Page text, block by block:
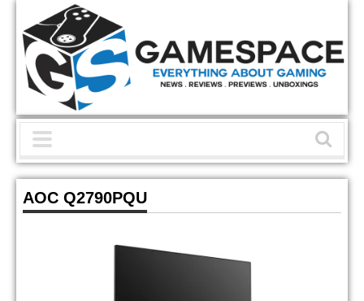
AOC Q2790PQU